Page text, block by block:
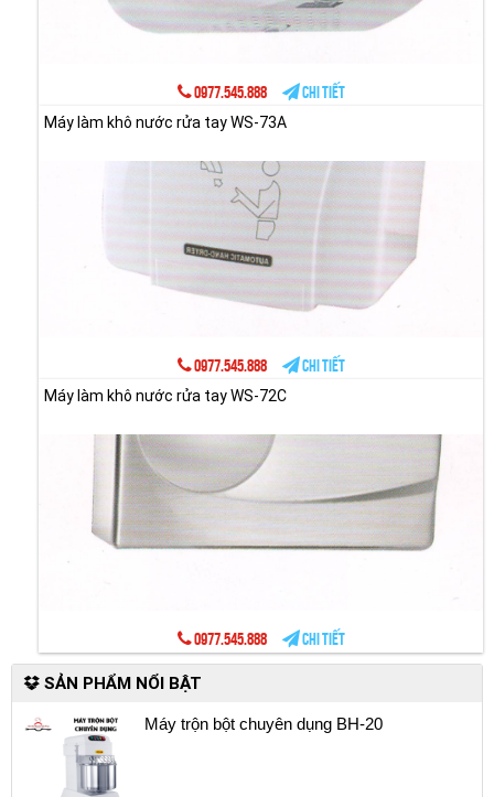
0977.545.888
Chi tiết
Máy làm khô nước rửa tay WS-73A
0977.545.888
Chi tiết
Máy làm khô nước rửa tay WS-72C
0977.545.888 Chi tiết
SẢN PHẨM NỔI BẬT
Máy trộn bột chuyên dụng BH-20